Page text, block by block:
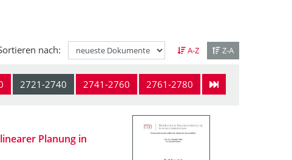
nach: A-Z Z-A
2721-2740 2741-2760 2761-2780
Planung in